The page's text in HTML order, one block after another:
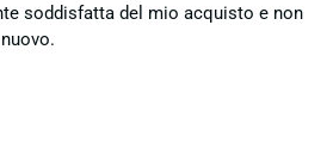
soddisfatta del mio acquisto e non